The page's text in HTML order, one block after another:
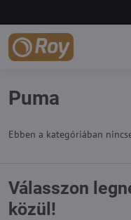
Puma
Ebben a kategóriában
Válasszon
közül!